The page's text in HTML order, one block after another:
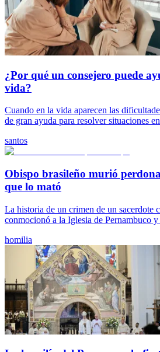
¿Por qué un consejero puede
vida?
Cuando en la vida aparecen las
de gran ayuda para resolver situaciones
santos
Obispo brasileño murió
que lo mató
La historia de un crimen de un sacerdote
conmocionó a la Iglesia de Pernambuco y
homilia